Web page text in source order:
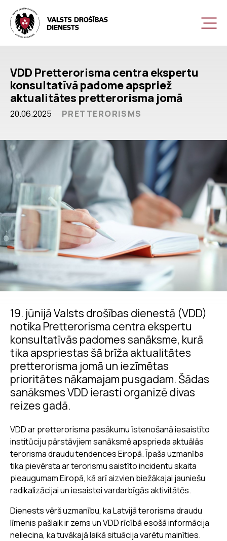
VDD Pretterorisma centra ekspertu
konsultatīvā padome apspriež
aktualitātes pretterorisma jomā
20.06.2025 PRETTERORISMS
19. jūnijā Valsts drošības dienestā (VDD)
notika Pretterorisma centra ekspertu
konsultatīvās padomes sanāksme, kurā
tika apspriestas šā brīža aktualitātes
pretterorisma jomā un iezīmētas
prioritātes nākamajam pusgadam. Šādas
sanāksmes VDD ierasti organizē divas
reizes gadā.
VDD ar pretterorisma pasākumu īstenošanā iesaistīto
institūciju pārstāvjiem sanāksmē apsprieda aktuālās
terorisma draudu tendences Eiropā. Īpaša uzmanība
tika pievērsta ar terorismu saistīto incidentu skaita
pieaugumam Eiropā, kā arī aizvien biežākajai jauniešu
radikalizācijai un iesaistei vardarbīgās aktivitātēs.
Dienests vērš uzmanību, ka Latvijā terorisma draudu
līmenis pašlaik ir zems un VDD rīcībā esošā informācija
neliecina, ka tuvākajā laikā situācija varētu mainīties.